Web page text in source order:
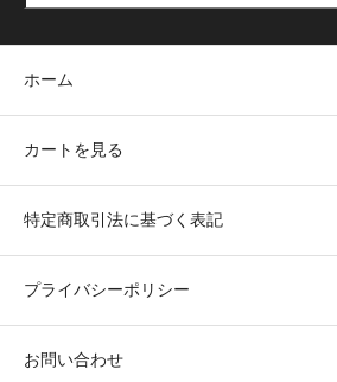
ホーム
カートを見る
特定商取引法に基づく表記
プライバシーポリシー
お問い合わせ